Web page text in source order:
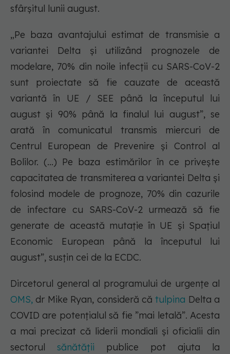
sfârşitul lunii august.
„Pe baza avantajului estimat de transmisie a
variantei Delta și utilizând prognozele de
modelare, 70% din noile infecții cu SARS-CoV-2
sunt proiectate să fie cauzate de această
variantă în UE / SEE până la începutul lui
august și 90% până la finalul lui august”, se
arată în comunicatul transmis miercuri de
Centrul European de Prevenire și Control al
Bolilor. (...) Pe baza estimărilor în ce privește
capacitatea de transmiterea a variantei Delta și
folosind modele de prognoze, 70% din cazurile
de infectare cu SARS-CoV-2 urmează să fie
generate de această mutație în UE și Spațiul
Economic European până la începutul lui
august”, susțin cei de la ECDC.
Dircetorul general al programului de urgențe al
OMS, dr Mike Ryan, consideră că tulpina Delta a
COVID are potențialul să fie ”mai letală”. Acesta
a mai precizat că liderii mondiali şi oficialii din
sectorul sănătăţii publice pot ajuta la